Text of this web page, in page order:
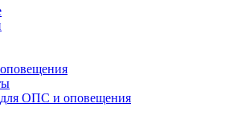
для ОПС и оповещения